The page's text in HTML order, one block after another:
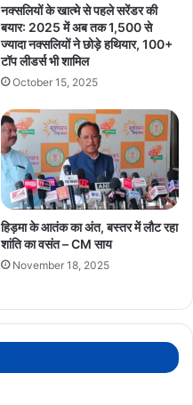
नक्सलियों के खात्मे से पहले सरेंडर की
बयार: 2025 में अब तक 1,500 से
ज्यादा नक्सलियों ने छोड़े हथियार, 100+
टॉप लीडर्स भी शामिल
October 15, 2025
हिड़मा के आतंक का अंत, बस्तर में लौट रहा
शांति का वसंत – CM साय
November 18, 2025